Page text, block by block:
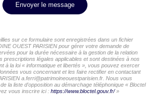
Envoyer le message
sur ce formulaire sont enregistrées dans un fichier
OUEST PARISIEN pour gérer votre demande de
pour la durée nécessaire à la gestion de la relation
prescriptions légales applicables et sont destinées à nos
à la loi « informatique et libertés », vous pouvez exercer
vous concernant et les faire rectifier en contactant
a.ferri@patrimoineouestparisien.fr. Nous vous
la liste d'opposition au démarchage téléphonique « Bloctel
vous inscrire ici : https://www.bloctel.gouv.fr/»